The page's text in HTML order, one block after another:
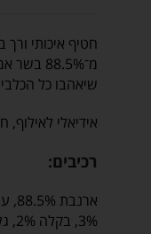
שיאהבו כל
אידיאלי לאילוף,
רכיבים:
3%, בקלה 2%, גליצרין 1.75%, מלח 0.25%.